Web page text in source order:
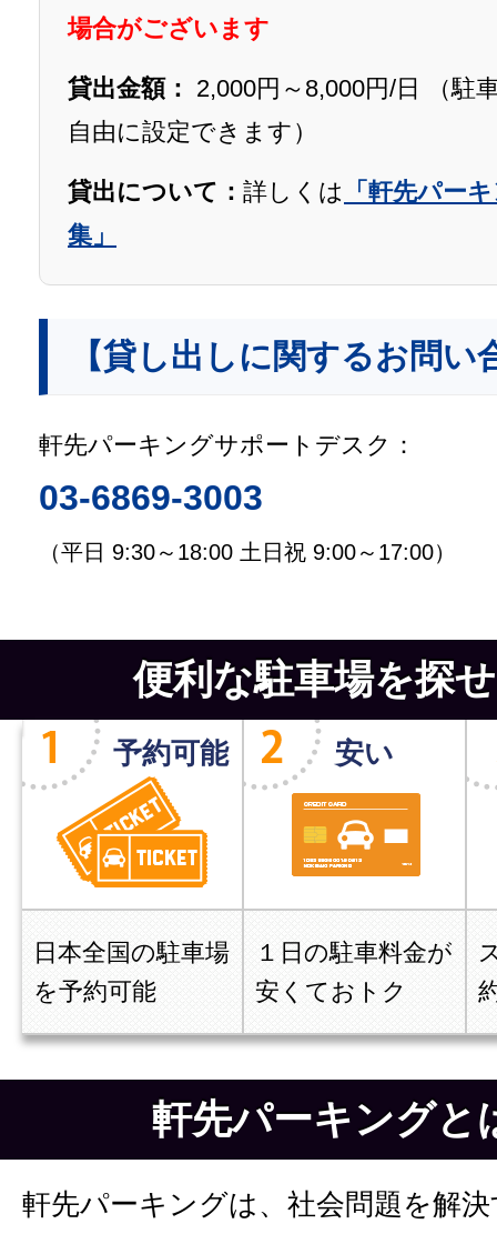
場合がございます
貸出金額： 2,000円～8,000円/日 （駐
自由に設定できます）
貸出について： 詳しくは
「軒先パー
集」
【貸し出しに関するお問い
軒先パーキングサポートデスク：
03-6869-3003
（平日 9:30～18:00 土日祝 9:00～17:00）
便利な駐車場を探
予約可能
日本全国の駐車場
を予約可能
安い
１日の駐車料金が
安くておトク
軒先パーキングと
軒先パーキングは、社会問題を解